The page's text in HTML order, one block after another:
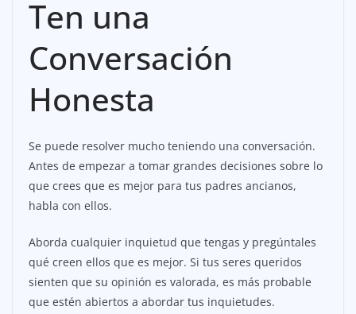
Ten una
Conversación
Honesta
Se puede resolver mucho teniendo una conversación.
Antes de empezar a tomar grandes decisiones sobre lo
que crees que es mejor para tus padres ancianos,
habla con ellos.
Aborda cualquier inquietud que tengas y pregúntales
qué creen ellos que es mejor. Si tus seres queridos
sienten que su opinión es valorada, es más probable
que estén abiertos a abordar tus inquietudes.